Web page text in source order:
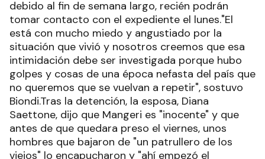
debido al fin de semana largo, recién podrán
tomar contacto con el expediente el lunes."El
está con mucho miedo y angustiado por la
situación que vivió y nosotros creemos que esa
intimidación debe ser investigada porque hubo
golpes y cosas de una época nefasta del país que
no queremos que se vuelvan a repetir", sostuvo
Biondi.Tras la detención, la esposa, Diana
Saettone, dijo que Mangeri es "inocente" y que
antes de que quedara preso el viernes, unos
hombres que bajaron de "un patrullero de los
viejos" lo encapucharon y "ahí empezó el